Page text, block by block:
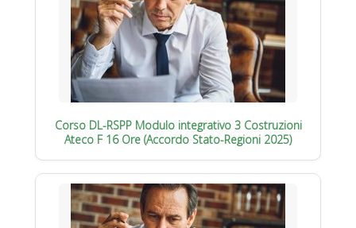
Corso DL-RSPP Modulo integrativo 3 Costruzioni
Ateco F 16 Ore (Accordo Stato-Regioni 2025)